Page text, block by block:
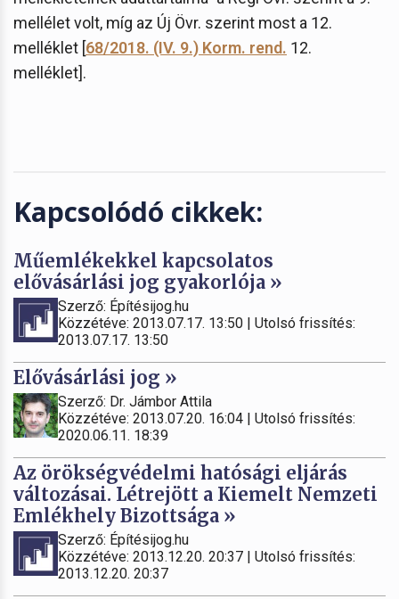
mellélet volt, míg az Új Övr. szerint most a 12.
melléklet [68/2018. (IV. 9.) Korm. rend. 12.
melléklet].
Kapcsolódó cikkek:
Műemlékekkel kapcsolatos
elővásárlási jog gyakorlója »
Szerző: Építésijog.hu
Közzétéve: 2013.07.17. 13:50 | Utolsó frissítés:
2013.07.17. 13:50
Elővásárlási jog »
Szerző: Dr. Jámbor Attila
Közzétéve: 2013.07.20. 16:04 | Utolsó frissítés:
2020.06.11. 18:39
Az örökségvédelmi hatósági eljárás
változásai. Létrejött a Kiemelt Nemzeti
Emlékhely Bizottsága »
Szerző: Építésijog.hu
Közzétéve: 2013.12.20. 20:37 | Utolsó frissítés:
2013.12.20. 20:37